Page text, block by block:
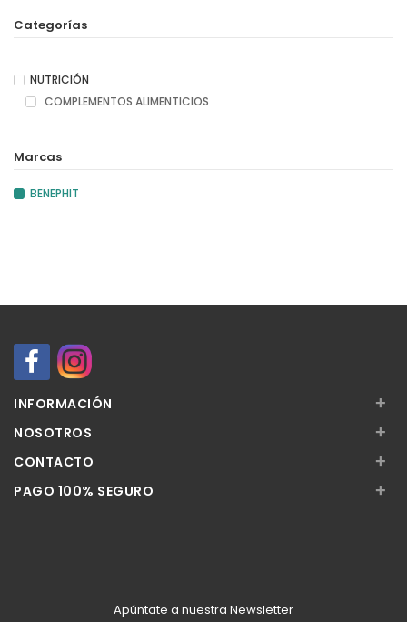
Categorías
NUTRICIÓN
COMPLEMENTOS ALIMENTICIOS
Marcas
BENEPHIT
INFORMACIÓN +
NOSOTROS +
CONTACTO +
PAGO 100% SEGURO +
Apúntate a nuestra Newsletter